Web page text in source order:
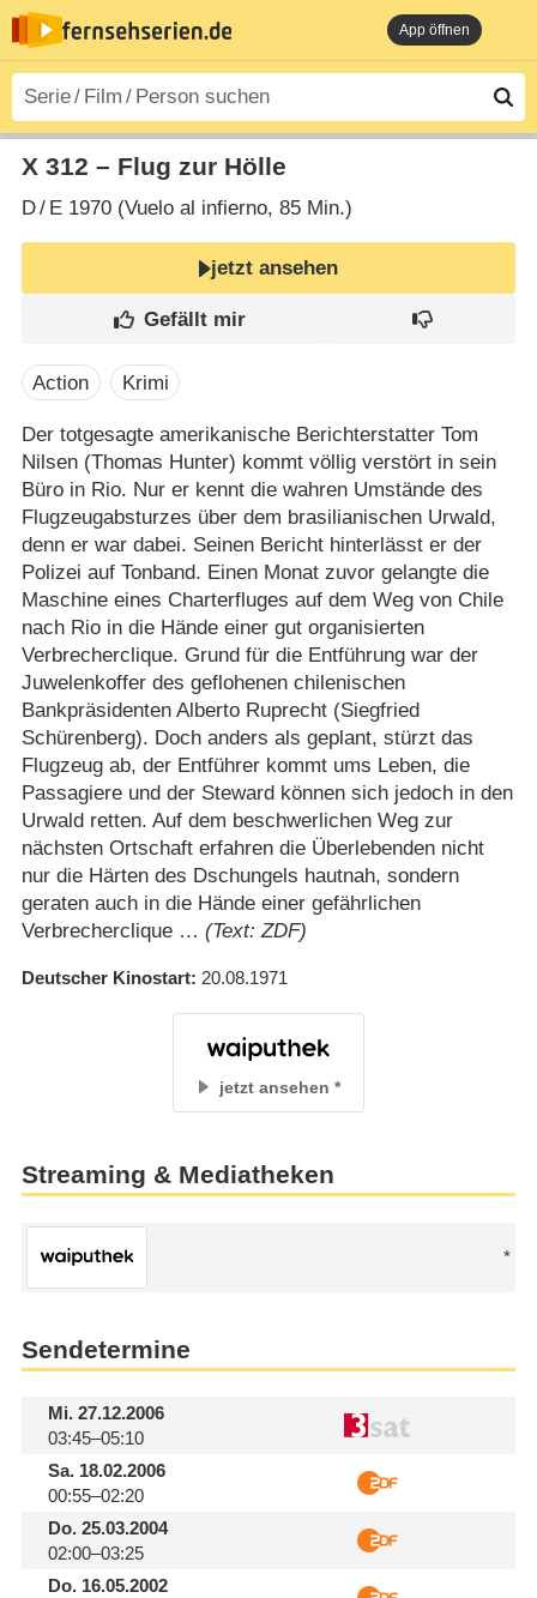
App öffnen
X 312 – Flug zur Hölle
D/ E1970 (Vuelo al infierno‎, 85 Min.)
jetzt ansehen
Action Krimi
Der totgesagte amerikanische Berichterstatter Tom
Nilsen (Thomas Hunter) kommt völlig verstört in sein
Büro in Rio. Nur er kennt die wahren Umstände des
Flugzeugabsturzes über dem brasilianischen Urwald,
denn er war dabei. Seinen Bericht hinterlässt er der
Polizei auf Tonband. Einen Monat zuvor gelangte die
Maschine eines Charterfluges auf dem Weg von Chile
nach Rio in die Hände einer gut organisierten
Verbrecherclique. Grund für die Entführung war der
Juwelenkoffer des geflohenen chilenischen
Bankpräsidenten Alberto Ruprecht (Siegfried
Schürenberg). Doch anders als geplant, stürzt das
Flugzeug ab, der Entführer kommt ums Leben, die
Passagiere und der Steward können sich jedoch in den
Urwald retten. Auf dem beschwerlichen Weg zur
nächsten Ortschaft erfahren die Überlebenden nicht
nur die Härten des Dschungels hautnah, sondern
geraten auch in die Hände einer gefährlichen
Verbrecherclique … (Text: ZDF)
Deutscher Kinostart 20.08.1971
jetzt ansehen
Streaming & Mediatheken
Sendetermine
Mi.27.12.2006
03:45–05:10
Sa.18.02.2006
00:55–02:20
Do.25.03.2004
02:00–03:25
Do.16.05.2002